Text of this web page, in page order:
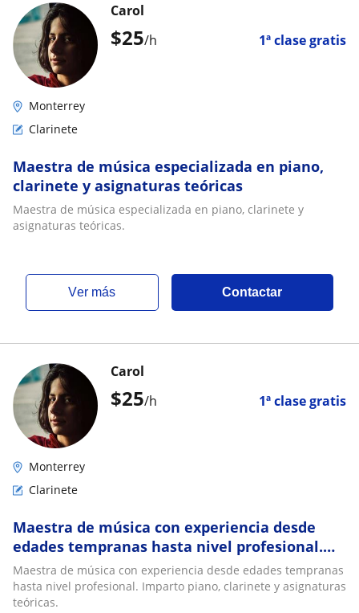
$25/h 1ª clase gratis
Carol
Monterrey
Clarinete
Maestra de música especializada en piano,
clarinete y asignaturas teóricas
Maestra de música especializada en piano, clarinete y
asignaturas teóricas.
ver más Contactar
$25/h 1ª clase gratis
Carol
Monterrey
Clarinete
Maestra de música con experiencia desde
edades tempranas hasta nivel profesional.
Imparto piano, clarinete y asignaturas
teóricas
Maestra de música con experiencia desde edades tempranas
hasta nivel profesional. Imparto piano, clarinete y asignaturas
teóricas.